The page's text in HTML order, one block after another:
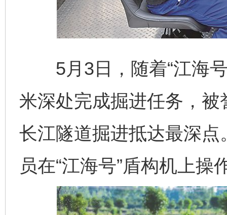
5月3日，随着“江海号
米深处完成掘进任务，被
长江隧道掘进抵达最深
员在“江海号”盾构机上